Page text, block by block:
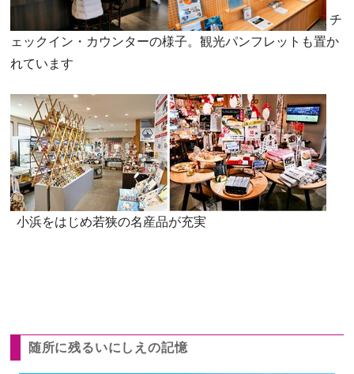
チ
ェックイン・カウンターの様子。観光パンフレットも置か
れています
小浜をはじめ若狭の名産品が充実
随所に残るいにしえの記憶